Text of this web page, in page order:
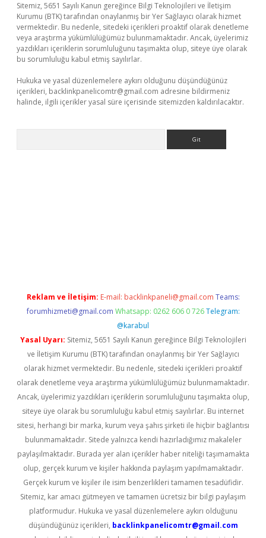
Sitemiz, 5651 Sayılı Kanun gereğince Bilgi Teknolojileri ve İletişim
Kurumu (BTK) tarafından onaylanmış bir Yer Sağlayıcı olarak hizmet
vermektedir. Bu nedenle, sitedeki içerikleri proaktif olarak denetleme
veya araştırma yükümlülüğümüz bulunmamaktadır. Ancak, üyelerimiz
yazdıkları içeriklerin sorumluluğunu taşımakta olup, siteye üye olarak
bu sorumluluğu kabul etmiş sayılırlar.
Hukuka ve yasal düzenlemelere aykırı olduğunu düşündüğünüz
içerikleri, backlinkpanelicomtr@gmail.com adresine bildirmeniz
halinde, ilgili içerikler yasal süre içerisinde sitemizden kaldırılacaktır.
Reklam ve İletişim: E-mail: backlinkpaneli@gmail.com Teams:
forumhizmeti@gmail.com Whatsapp: 0262 606 0 726 Telegram:
@karabul
Yasal Uyarı: Sitemiz, 5651 Sayılı Kanun gereğince Bilgi Teknolojileri
ve İletişim Kurumu (BTK) tarafından onaylanmış bir Yer Sağlayıcı
olarak hizmet vermektedir. Bu nedenle, sitedeki içerikleri proaktif
olarak denetleme veya araştırma yükümlülüğümüz bulunmamaktadır.
Ancak, üyelerimiz yazdıkları içeriklerin sorumluluğunu taşımakta olup,
siteye üye olarak bu sorumluluğu kabul etmiş sayılırlar. Bu internet
sitesi, herhangi bir marka, kurum veya şahıs şirketi ile hiçbir bağlantısı
bulunmamaktadır. Sitede yalnızca kendi hazırladığımız makaleler
paylaşılmaktadır. Burada yer alan içerikler haber niteliği taşımamakta
olup, gerçek kurum ve kişiler hakkında paylaşım yapılmamaktadır.
Gerçek kurum ve kişiler ile isim benzerlikleri tamamen tesadüfidir.
Sitemiz, kar amacı gütmeyen ve tamamen ücretsiz bir bilgi paylaşım
platformudur. Hukuka ve yasal düzenlemelere aykırı olduğunu
düşündüğünüz içerikleri, backlinkpanelicomtr@gmail.com